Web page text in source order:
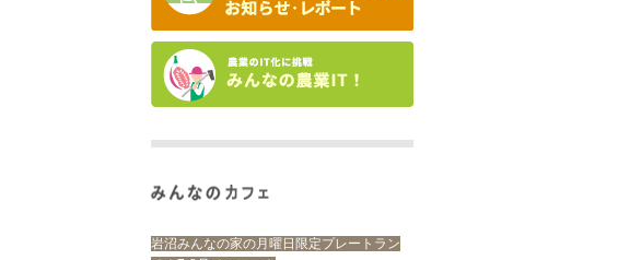
岩沼みんなの家の月曜日限定プレートラン